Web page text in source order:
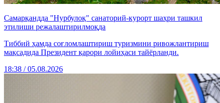
Самарқандда "Нурбулоқ" санаторий-курорт шаҳри ташкил
этилиши режалаштирилмоқда
Тиббий ҳамда соғломлаштириш туризмини ривожлантириш
мақсадида Президент қарори лойиҳаси тайёрланди.
18:38 / 05.08.2026